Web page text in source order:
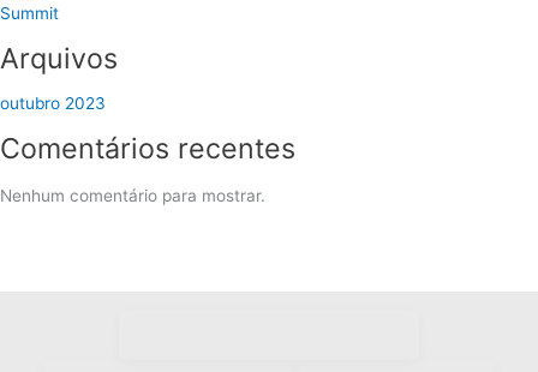
Summit
Arquivos
outubro 2023
Comentários recentes
Nenhum comentário para mostrar.